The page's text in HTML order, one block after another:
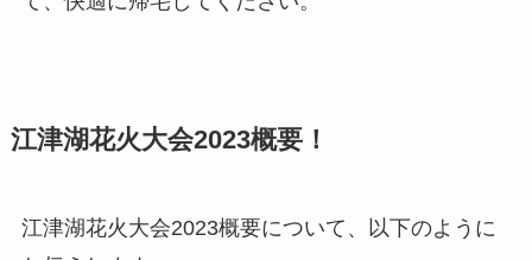
江津湖花火大会2023概要！
江津湖花火大会2023概要について、以下のように